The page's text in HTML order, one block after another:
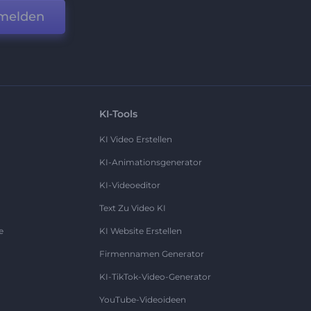
KI-Tools
KI Video Erstellen
KI-Animationsgenerator
KI-Videoeditor
Text Zu Video KI
KI Website Erstellen
Firmennamen Generator
KI-TikTok-Video-Generator
YouTube-Videoideen